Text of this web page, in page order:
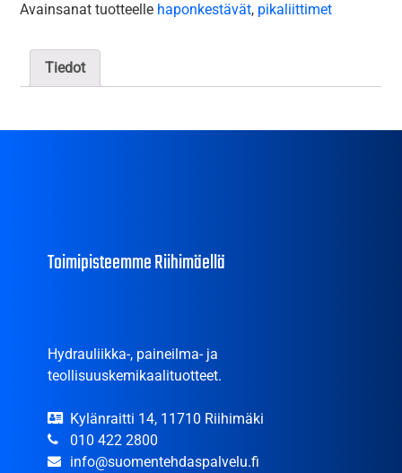
Avainsanat tuotteelle haponkestävät, pikaliittimet
Tiedot
Toimipisteemme Riihimäellä
Hydrauliikka-, paineilma- ja
teollisuuskemikaalituotteet.
Kylänraitti 14, 11710 Riihimäki
010 422 2800
info@suomentehdaspalvelu.fi